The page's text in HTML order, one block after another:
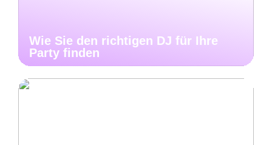
Wie Sie den richtigen DJ für Ihre
Party finden